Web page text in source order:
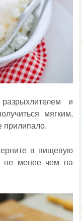
и
мягким,
прилипало.
в пищевую
не менее чем на